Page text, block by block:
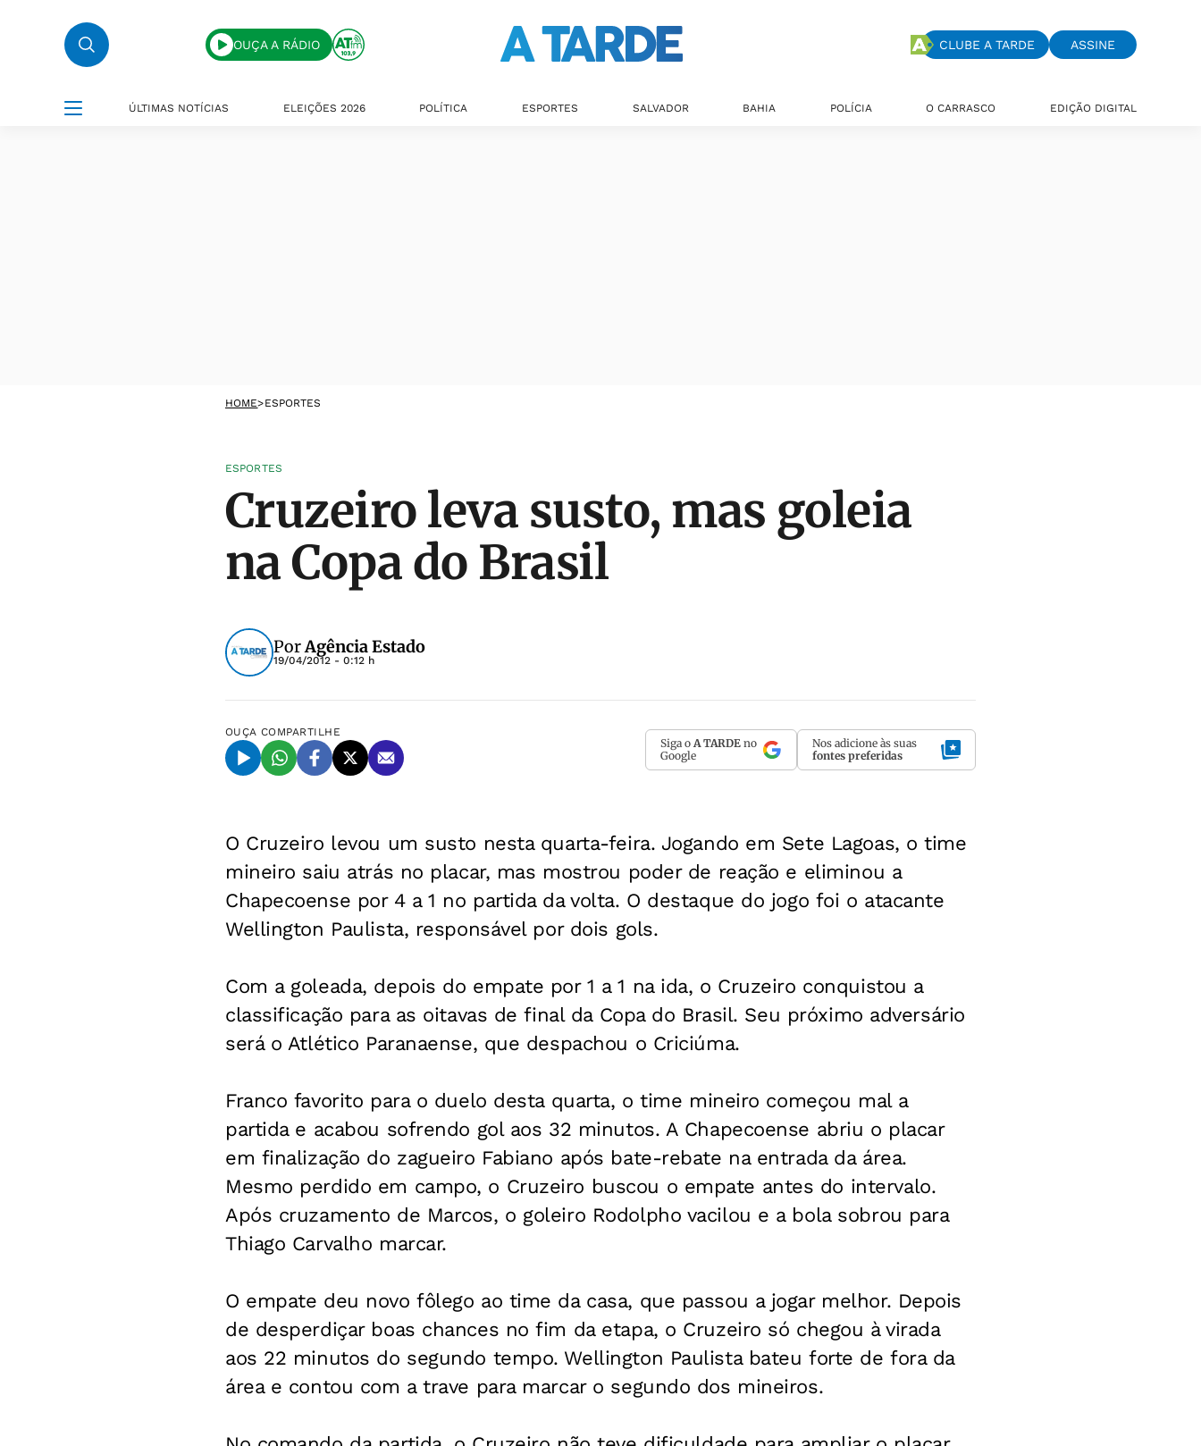
OUÇA A RÁDIO CLUBE A TARDE ASSINE
ÚLTIMAS NOTÍCIAS ELEIÇÕES 2026 POLÍTICA ESPORTES SALVADOR BAHIA POLÍCIA O CARRASCO EDIÇÃO DIGITAL
HOME>ESPORTES
ESPORTES
Cruzeiro leva susto, mas goleia
na Copa do Brasil
PorAgência Estado
19/04/2012 - 0:12 h
OUÇA COMPARTILHE
Siga o A TARDE no
Google
Nos adicione às suas
fontes preferidas
O Cruzeiro levou um susto nesta quarta-feira. Jogando em Sete Lagoas, o time
mineiro saiu atrás no placar, mas mostrou poder de reação e eliminou a
Chapecoense por 4 a 1 no partida da volta. O destaque do jogo foi o atacante
Wellington Paulista, responsável por dois gols.
Com a goleada, depois do empate por 1 a 1 na ida, o Cruzeiro conquistou a
classificação para as oitavas de final da Copa do Brasil. Seu próximo adversário
será o Atlético Paranaense, que despachou o Criciúma.
Franco favorito para o duelo desta quarta, o time mineiro começou mal a
partida e acabou sofrendo gol aos 32 minutos. A Chapecoense abriu o placar
em finalização do zagueiro Fabiano após bate-rebate na entrada da área.
Mesmo perdido em campo, o Cruzeiro buscou o empate antes do intervalo.
Após cruzamento de Marcos, o goleiro Rodolpho vacilou e a bola sobrou para
Thiago Carvalho marcar.
O empate deu novo fôlego ao time da casa, que passou a jogar melhor. Depois
de desperdiçar boas chances no fim da etapa, o Cruzeiro só chegou à virada
aos 22 minutos do segundo tempo. Wellington Paulista bateu forte de fora da
área e contou com a trave para marcar o segundo dos mineiros.